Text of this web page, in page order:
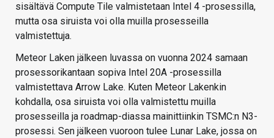
sisältävä Compute Tile valmistetaan Intel 4 -prosessilla,
mutta osa siruista voi olla muilla prosesseilla
valmistettuja.
Meteor Laken jälkeen luvassa on vuonna 2024 samaan
prosessorikantaan sopiva Intel 20A -prosessilla
valmistettava Arrow Lake. Kuten Meteor Lakenkin
kohdalla, osa siruista voi olla valmistettu muilla
prosesseilla ja roadmap-diassa mainittiinkin TSMC:n N3-
prosessi. Sen jälkeen vuoroon tulee Lunar Lake, jossa on